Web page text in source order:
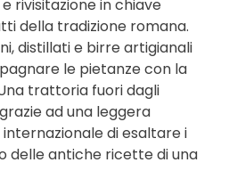
rivisitazione in chiave
della tradizione romana.
distillati e birre artigianali
le pietanze con la
trattoria fuori dagli
ad una leggera
di esaltare i
delle antiche ricette di una